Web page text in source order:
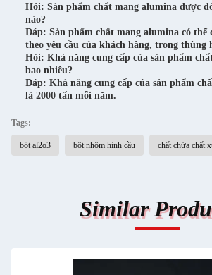
Hỏi: Sản phẩm chất mang alumina được
nào?
Đáp: Sản phẩm chất mang alumina có thể
theo yêu cầu của khách hàng, trong thùng
Hỏi: Khả năng cung cấp của sản phẩm
bao nhiêu?
Đáp: Khả năng cung cấp của sản phẩm
là 2000 tấn mỗi năm.
Tags:
bột al2o3 bột nhôm hình cầu chất chứa chất
Similar